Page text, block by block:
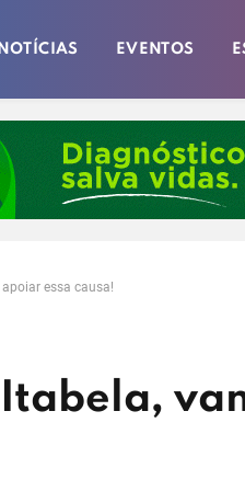
NOTÍCIAS EVENTOS
essa causa!